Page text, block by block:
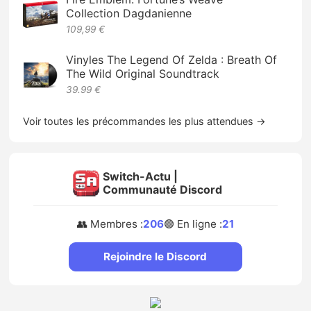
Collection Dagdanienne
109,99 €
Vinyles The Legend Of Zelda : Breath Of
The Wild Original Soundtrack
39.99 €
Voir toutes les précommandes les plus attendues →
Switch-Actu |
Communauté Discord
👥 Membres :206🟢 En ligne :21
Rejoindre le Discord